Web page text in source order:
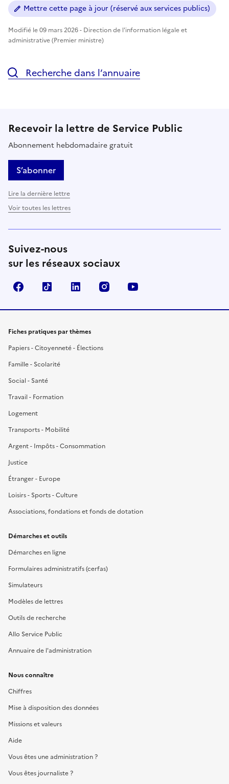
Mettre cette page à jour (réservé aux services publics)
Modifié le 09 mars 2026 - Direction de l'information légale et
administrative (Premier ministre)
Recherche dans l’annuaire
Recevoir la lettre de Service Public
Abonnement hebdomadaire gratuit
S’abonner
Lire la dernière lettre
Voir toutes les lettres
Suivez-nous
sur les réseaux sociaux
FacebookTikTok LinkedIn Instagram
Fiches pratiques par thèmes
Papiers - Citoyenneté - Élections
Famille - Scolarité
Social - Santé
Travail - Formation
Logement
Transports - Mobilité
Argent - Impôts - Consommation
Justice
Étranger - Europe
Loisirs - Sports - Culture
Associations, fondations et fonds de dotation
Démarches et outils
Démarches en ligne
Formulaires administratifs (cerfas)
Simulateurs
Modèles de lettres
Outils de recherche
Allo Service Public
Annuaire de l'administration
Nous connaître
Chiffres
Mise à disposition des données
Missions et valeurs
Aide
Vous êtes une administration ?
Vous êtes journaliste ?